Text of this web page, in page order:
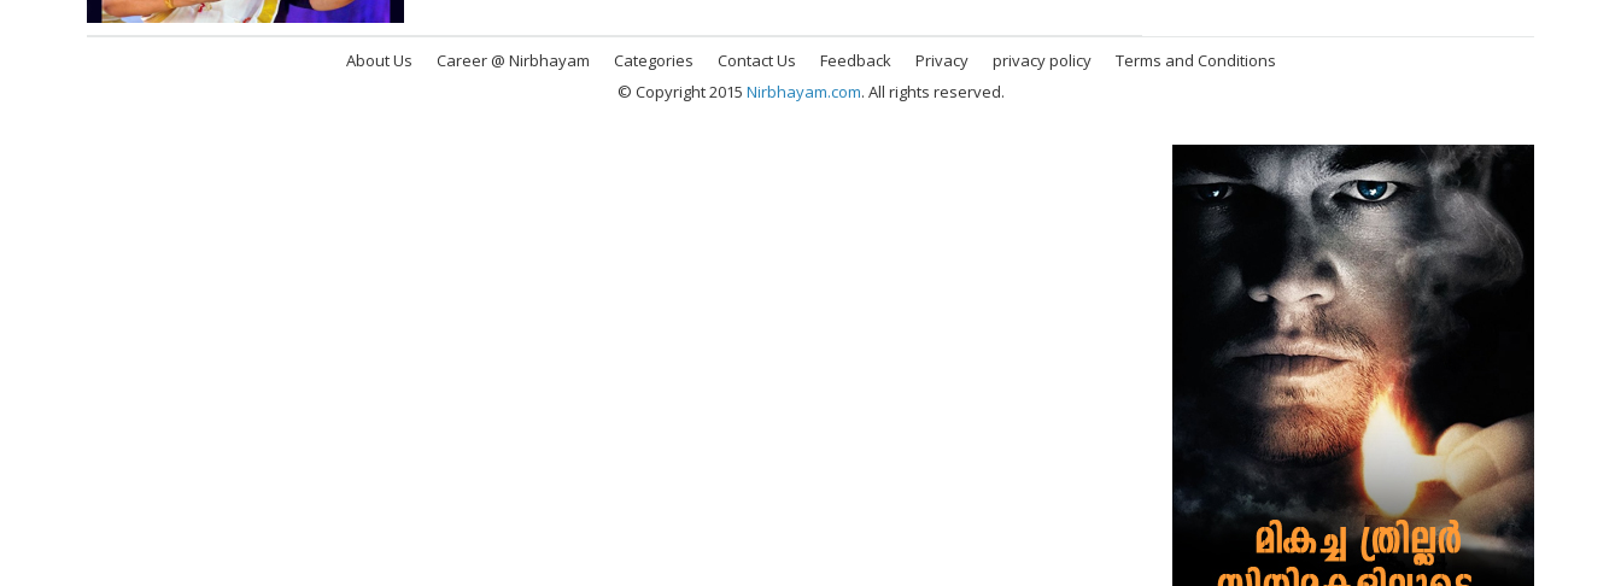
About Us Career @ Nirbhayam Categories Contact Us Feedback Privacy privacy policy
Terms and Conditions
© Copyright 2015 Nirbhayam.com. All rights reserved.